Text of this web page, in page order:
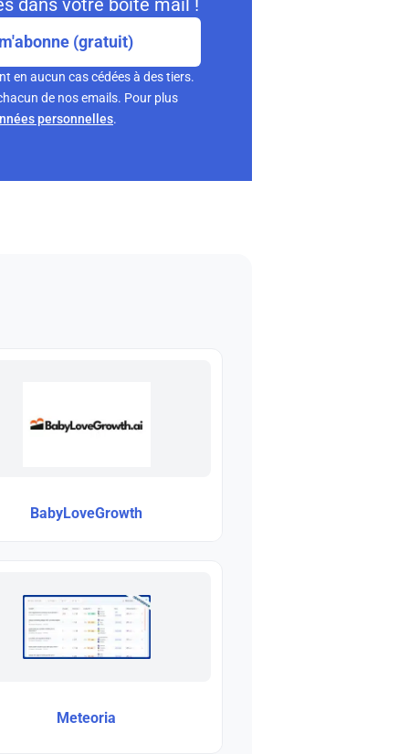
dans votre boite mail !
(gratuit)
en aucun cas cédées à des tiers.
de nos emails. Pour plus
personnelles.
BabyLoveGrowth
Meteoria